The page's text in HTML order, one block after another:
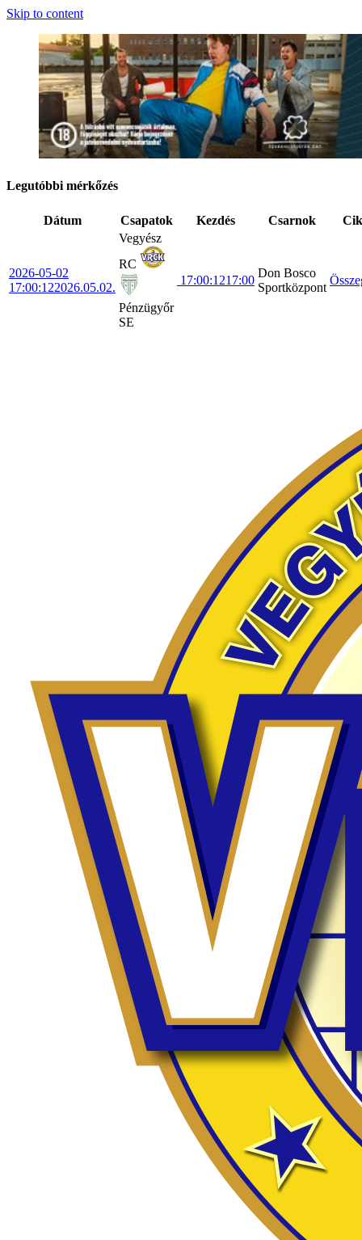
Skip to content
Legutóbbi mérkőzés
Dátum Csapatok Kezdés Csarnok
2026-05-02
17:00:122026.05.02.
Vegyész
RC
Pénzügyőr
SE
17:00:1217:00
Don Bosco
Sportközpont